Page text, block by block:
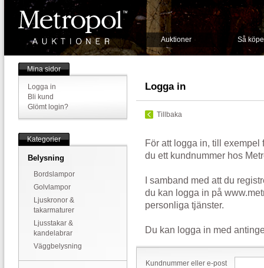
Auktioner Så
Mina sidor
Logga in
Bli kund
Glömt login?
Kategorier
Belysning
Bordslampor
Golvlampor
Ljuskronor &
takarmaturer
Ljusstakar &
kandelabrar
Väggbelysning
Logga in
Tillbaka
För att logga in, till exempel
du ett kundnummer hos
I samband med att du
du kan logga in på
personliga tjänster.
Du kan logga in med
Kundnummer eller e-post